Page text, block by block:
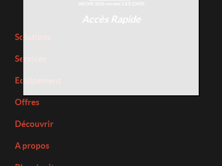
AKCMS 2026 version 2.8.0.23450
Accès Rapide
Solutions
Services
Equipement
Offres
Découvrir
A propos